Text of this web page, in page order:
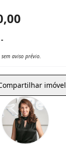
aviso prévio.
imóvel